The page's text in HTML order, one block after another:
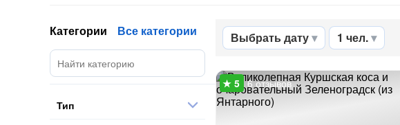
Выбрать дату 1 чел.
6 отзывов
Категории Все категории
Тип